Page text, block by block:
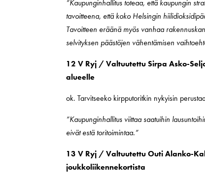
”Kaupunginhallitus toteaa, että kaupungin
tavoitteena, että koko Helsingin
Tavoitteen eräänä myös vanhaa
selvityksen päästöjen vähentämisen
12 V Ryj / Valtuutettu Sirpa Asko-
alueelle
ok. Tarvitseeko kirpputoritkin nykyisin
”Kaupunginhallitus viittaa saatuihin
eivät estä toritoimintaa.”
13 V Ryj / Valtuutettu Outi Alanko-
joukkoliikennekortista